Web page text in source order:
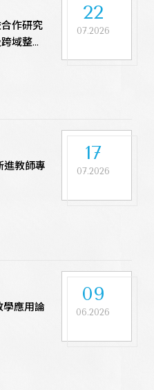
22
07.2026
作研究
域整合
17
07.2026
進教師專
09
06.2026
應用論